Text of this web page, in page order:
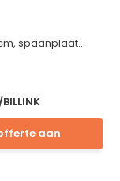
spaanplaat...
aan